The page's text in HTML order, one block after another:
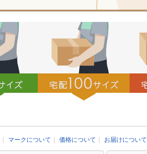
マークについて 価格について お届けについて